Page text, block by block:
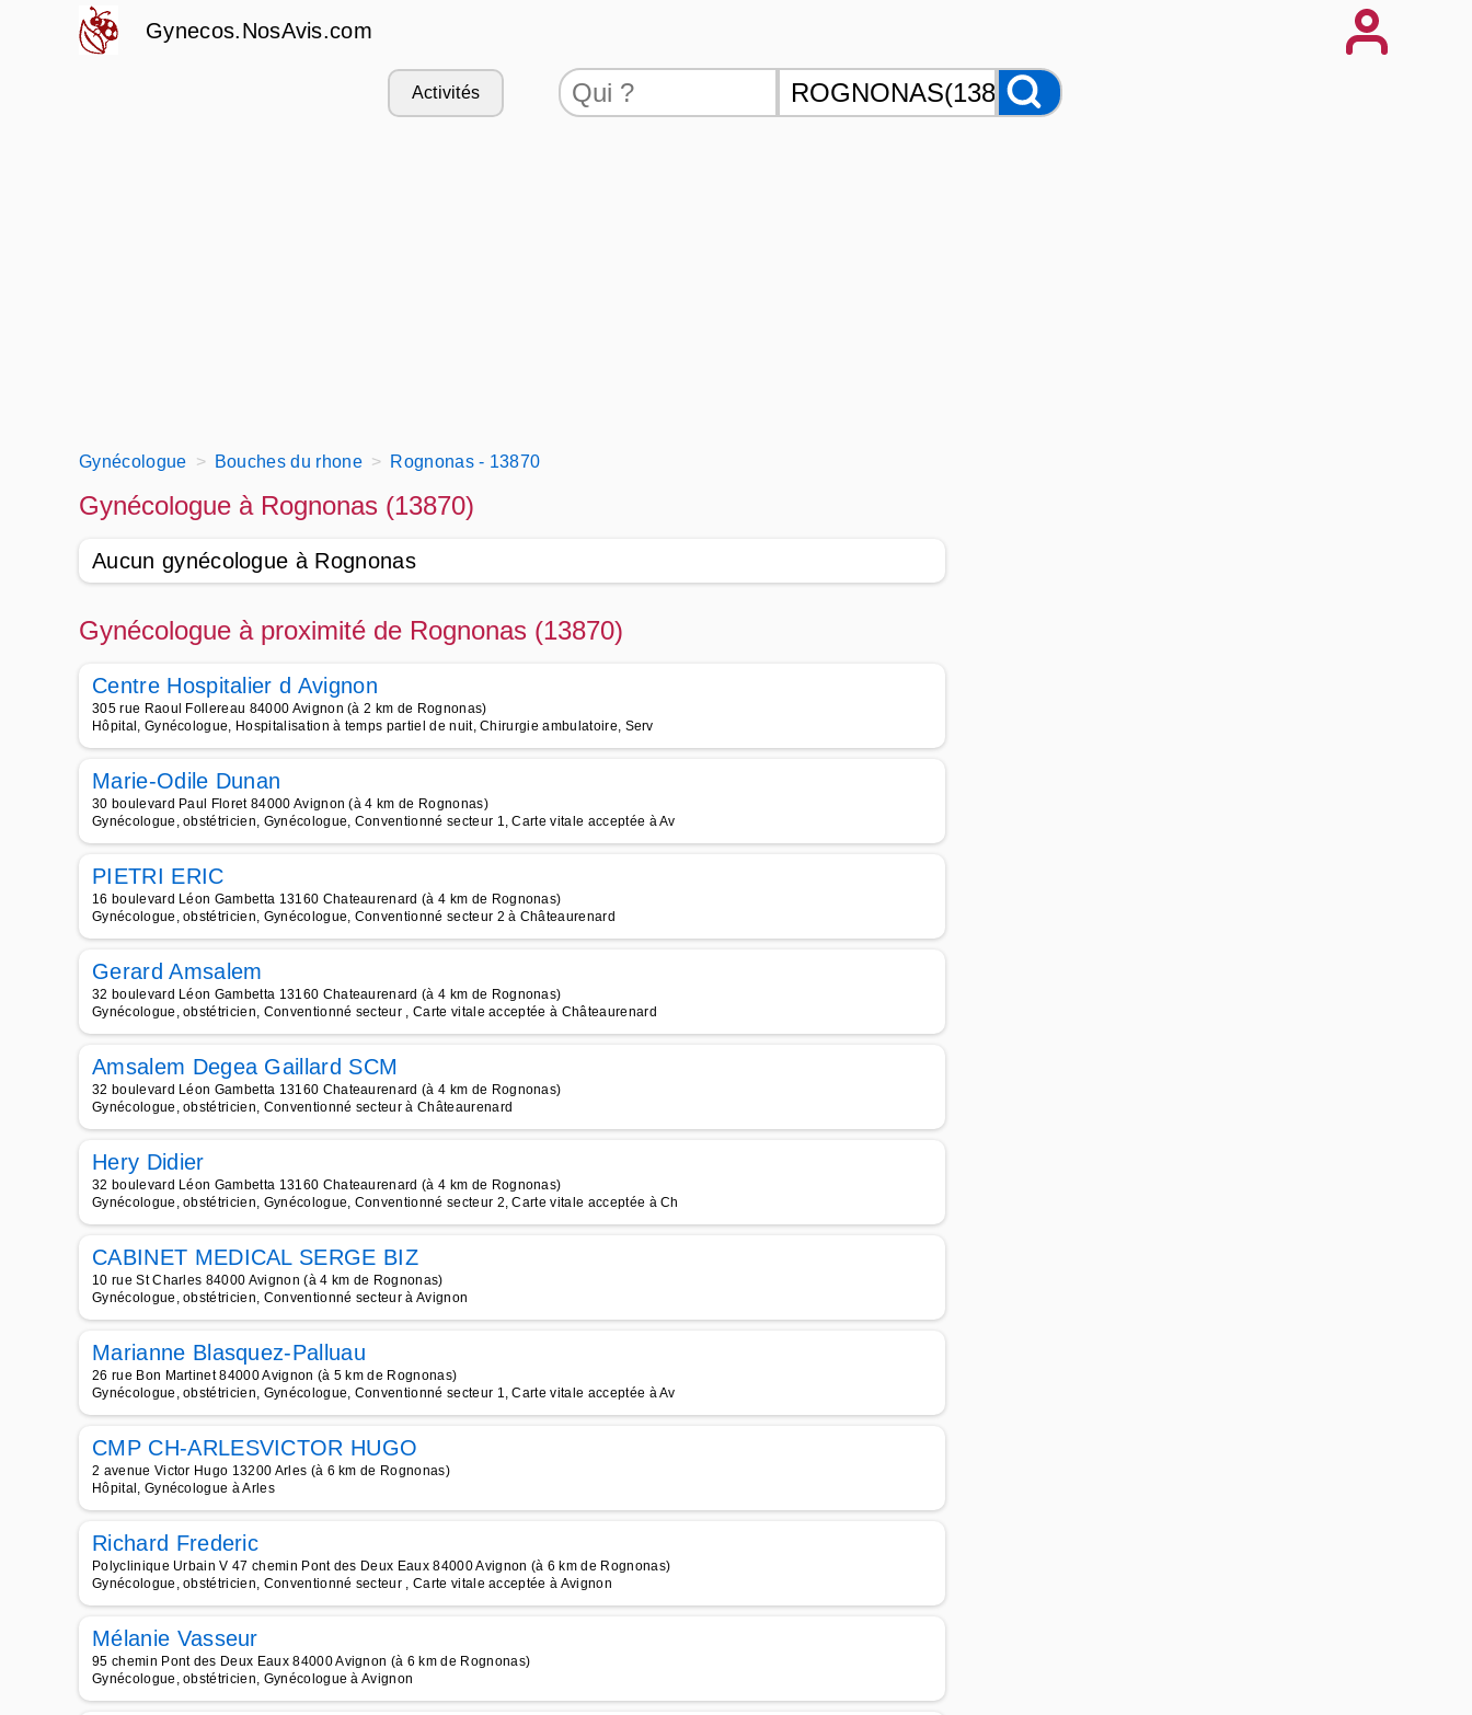
Gynecos.NosAvis.com
Activités
Gynécologue Bouches du rhone Rognonas - 13870
Gynécologue à Rognonas (13870)
Aucun gynécologue à Rognonas
Gynécologue à proximité de Rognonas (13870)
Centre Hospitalier d Avignon
305 rue Raoul Follereau 84000 Avignon (à 2 km de Rognonas)
Hôpital, Gynécologue, Hospitalisation à temps partiel de nuit, Chirurgie ambulatoire, Serv
Marie-Odile Dunan
30 boulevard Paul Floret 84000 Avignon (à 4 km de Rognonas)
Gynécologue, obstétricien, Gynécologue, Conventionné secteur 1, Carte vitale acceptée à Av
PIETRI ERIC
16 boulevard Léon Gambetta 13160 Chateaurenard (à 4 km de Rognonas)
Gynécologue, obstétricien, Gynécologue, Conventionné secteur 2 à Châteaurenard
Gerard Amsalem
32 boulevard Léon Gambetta 13160 Chateaurenard (à 4 km de Rognonas)
Gynécologue, obstétricien, Conventionné secteur , Carte vitale acceptée à Châteaurenard
Amsalem Degea Gaillard SCM
32 boulevard Léon Gambetta 13160 Chateaurenard (à 4 km de Rognonas)
Gynécologue, obstétricien, Conventionné secteur à Châteaurenard
Hery Didier
32 boulevard Léon Gambetta 13160 Chateaurenard (à 4 km de Rognonas)
Gynécologue, obstétricien, Gynécologue, Conventionné secteur 2, Carte vitale acceptée à Ch
CABINET MEDICAL SERGE BIZ
10 rue St Charles 84000 Avignon (à 4 km de Rognonas)
Gynécologue, obstétricien, Conventionné secteur à Avignon
Marianne Blasquez-Palluau
26 rue Bon Martinet 84000 Avignon (à 5 km de Rognonas)
Gynécologue, obstétricien, Gynécologue, Conventionné secteur 1, Carte vitale acceptée à Av
CMP CH-ARLESVICTOR HUGO
2 avenue Victor Hugo 13200 Arles (à 6 km de Rognonas)
Hôpital, Gynécologue à Arles
Richard Frederic
Polyclinique Urbain V 47 chemin Pont des Deux Eaux 84000 Avignon (à 6 km de Rognonas)
Gynécologue, obstétricien, Conventionné secteur , Carte vitale acceptée à Avignon
Mélanie Vasseur
95 chemin Pont des Deux Eaux 84000 Avignon (à 6 km de Rognonas)
Gynécologue, obstétricien, Gynécologue à Avignon